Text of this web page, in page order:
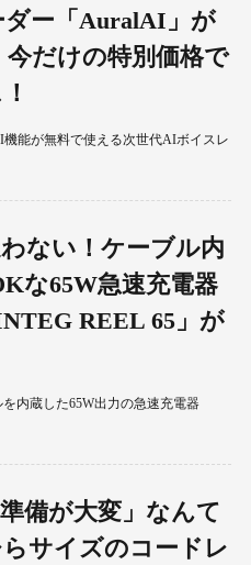
ー「AuralAI」が
だけの特別価格で
能が無料で使える次世代AIボイスレ
ない！ケーブル内
な65W急速充電器
REEL 65」が
内蔵した65W出力の急速充電器
備が大変」なんて
サイズのコードレ